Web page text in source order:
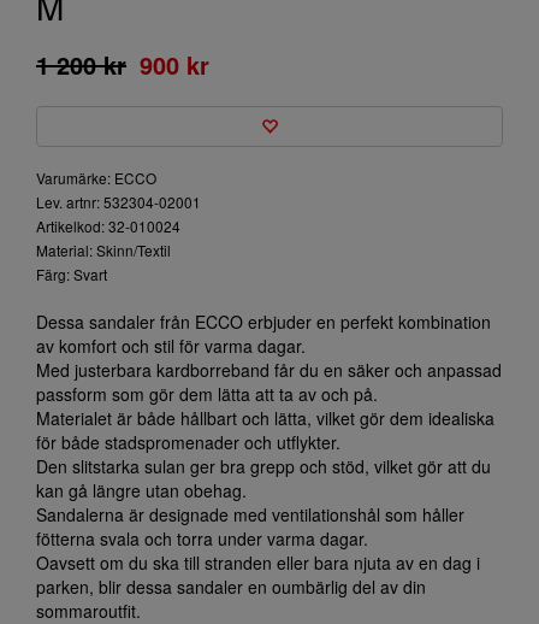
1 200 kr 900 kr
Varumärke: ECCO
Lev. artnr: 532304-02001
Artikelkod: 32-010024
Material: Skinn/Textil
Färg: Svart
Dessa sandaler från ECCO erbjuder en perfekt kombination
av komfort och stil för varma dagar.
Med justerbara kardborreband får du en säker och anpassad
passform som gör dem lätta att ta av och på.
Materialet är både hållbart och lätta, vilket gör dem idealiska
för både stadspromenader och utflykter.
Den slitstarka sulan ger bra grepp och stöd, vilket gör att du
kan gå längre utan obehag.
Sandalerna är designade med ventilationshål som håller
fötterna svala och torra under varma dagar.
Oavsett om du ska till stranden eller bara njuta av en dag i
parken, blir dessa sandaler en oumbärlig del av din
sommaroutfit.